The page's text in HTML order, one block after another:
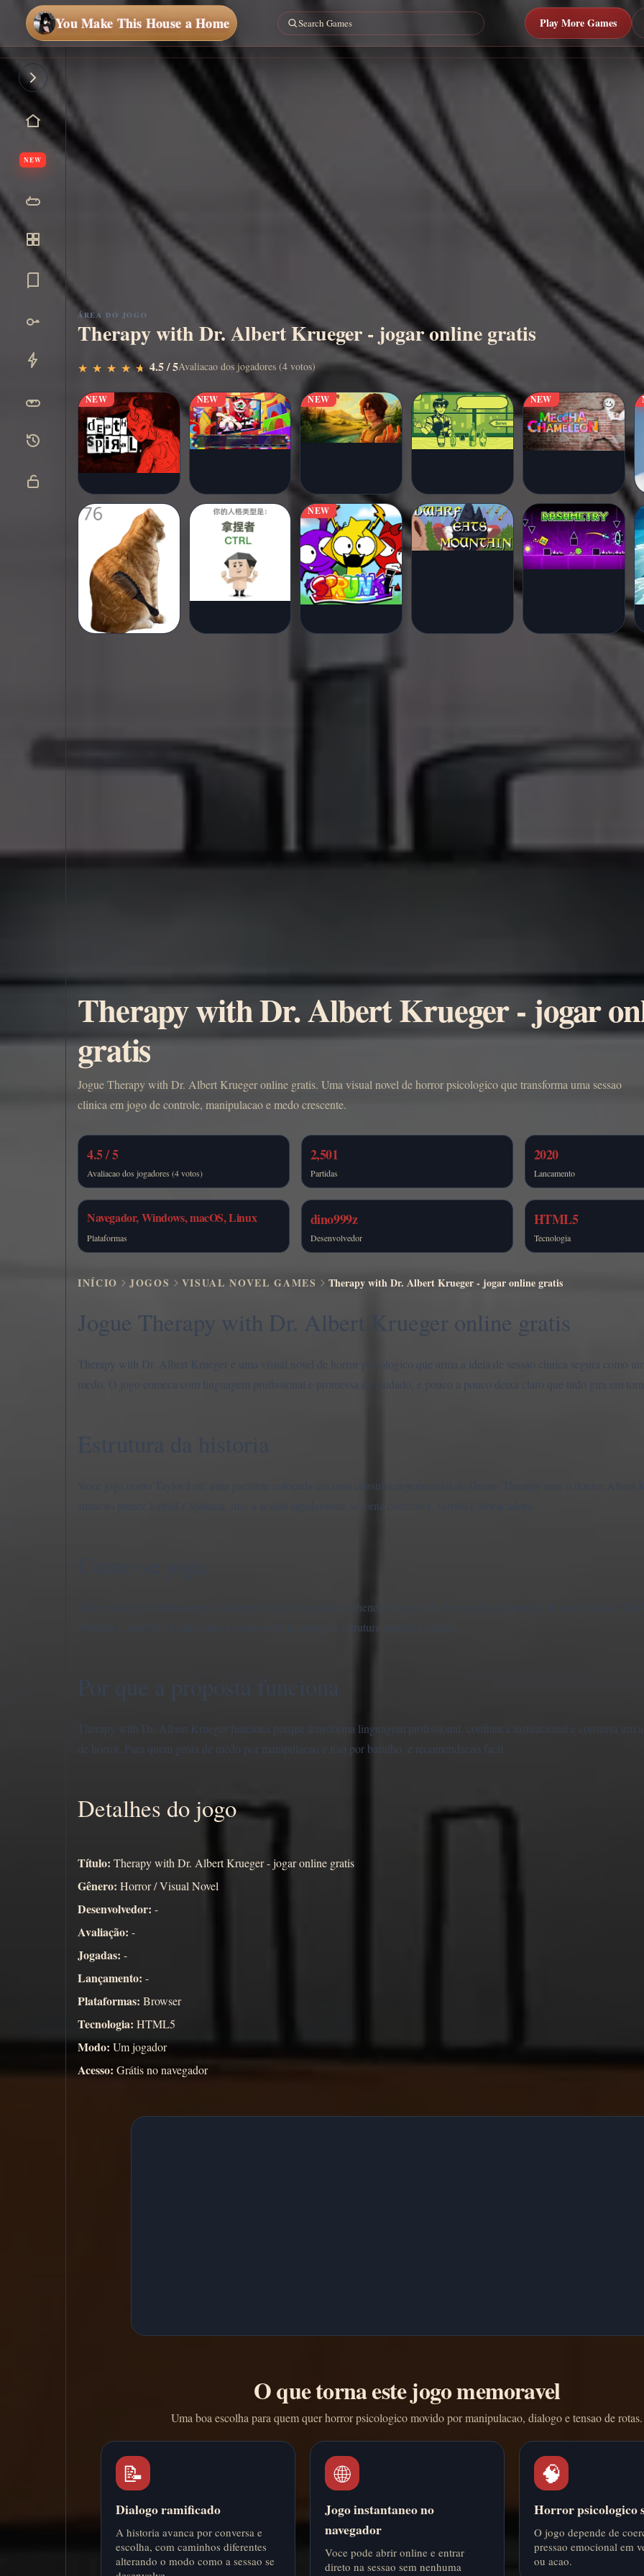
You Make This House a Home Play More Games
NEW
Jogar
ÁREA DO JOGO
Therapy with Dr. Albert Krueger - jogar online gratis
★
★ ★
★ ★
★ ★
★ ★
★ 4.5 / 5Avaliacao dos jogadores (4 votos)
NEW NEW NEW NEW
NEW
Therapy with Dr. Albert Krueger - jogar
gratis
Jogue Therapy with Dr. Albert Krueger online gratis. Uma visual novel de horror psicologico que transforma uma sessao
clinica em jogo de controle, manipulacao e medo crescente.
4.5 / 5
Avaliacao dos jogadores (4 votos)
2,501
Partidas
2020
Lancamento
Navegador, Windows, macOS, Linux
Plataformas
dino999z
Desenvolvedor
HTML5
Tecnologia
INÍCIO JOGOS VISUAL NOVEL GAMES Therapy with Dr. Albert Krueger - jogar online gratis
Jogue Therapy with Dr. Albert Krueger online gratis
Therapy with Dr. Albert Krueger e uma visual novel de horror psicologico que arma a ideia de sessao clinica segura como
medo. O jogo comeca com linguagem profissional e promessa de cuidado, e pouco a pouco deixa claro que tudo gira em
Voce joga como Taylor Lee, uma paciente colocada em uma consulta experimental de Dream Therapy com o doutor Albert
situacao parece formal e legitima, mas a sessao rapidamente se torna coercitiva, surreal e ameacadora.
Voce pode jogar diretamente no navegador lendo cenas, escolhendo respostas e observando a dinamica de poder mudar.
Windows, macOS e Linux, mas a versao web ja entrega a estrutura narrativa inteira.
Por que a proposta funciona
Therapy with Dr. Albert Krueger funciona porque transforma linguagem profissional, confianca institucional e conversa um
de horror. Para quem gosta de medo por manipulacao e nao por barulho, e recomendacao facil.
Detalhes do jogo
Título: Therapy with Dr. Albert Krueger - jogar online gratis
Gênero: Horror / Visual Novel
Desenvolvedor: -
Avaliação: -
Jogadas: -
Lançamento: -
Plataformas: Browser
Tecnologia: HTML5
Modo: Um jogador
Acesso: Grátis no navegador
O que torna este jogo memoravel
Uma boa escolha para quem quer horror psicologico movido por manipulacao, dialogo e tensao de rotas.
📝
Dialogo ramificado
A historia avanca por conversa e
escolha, com caminhos diferentes
alterando o modo como a sessao se
🌐
Jogo instantaneo no
navegador
Voce pode abrir online e entrar
direto na sessao sem nenhuma
🧠
Horror psicologico
O jogo depende de
pressao emocional em
ou acao.